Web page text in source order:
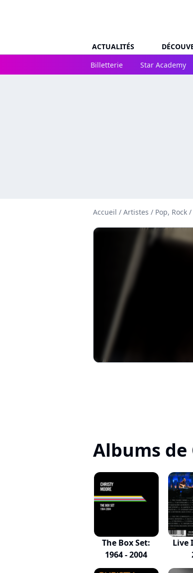
ACTUALITÉS
Billetterie
Star Academy
Accueil / Artistes / Pop, Rock /
Albums
The Box Set:
1964 - 2004
Live